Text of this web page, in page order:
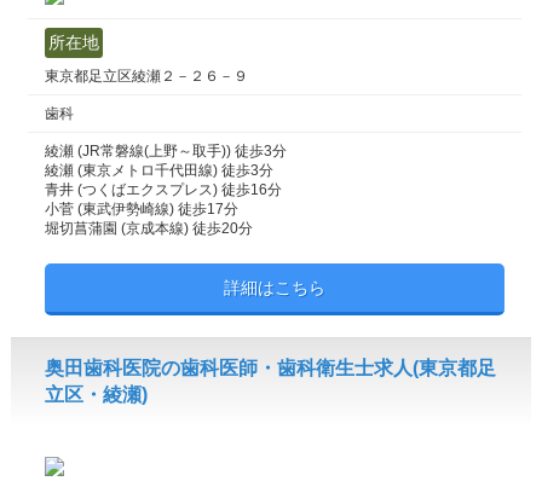
所在地
東京都足立区綾瀬２－２６－９
歯科
綾瀬 (JR常磐線(上野～取手)) 徒歩3分
綾瀬 (東京メトロ千代田線) 徒歩3分
青井 (つくばエクスプレス) 徒歩16分
小菅 (東武伊勢崎線) 徒歩17分
堀切菖蒲園 (京成本線) 徒歩20分
詳細はこちら
奥田歯科医院の歯科医師・歯科衛生士求人(東京都足
立区・綾瀬)